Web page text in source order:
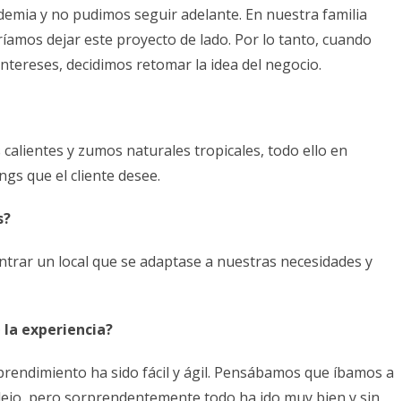
y no pudimos seguir adelante. En nuestra familia
dejar este proyecto de lado. Por lo tanto, cuando
decidimos retomar la idea del negocio.
y zumos naturales tropicales, todo ello en
que el cliente desee.
un local que se adaptase a nuestras necesidades y
la experiencia?
ha sido fácil y ágil. Pensábamos que íbamos a